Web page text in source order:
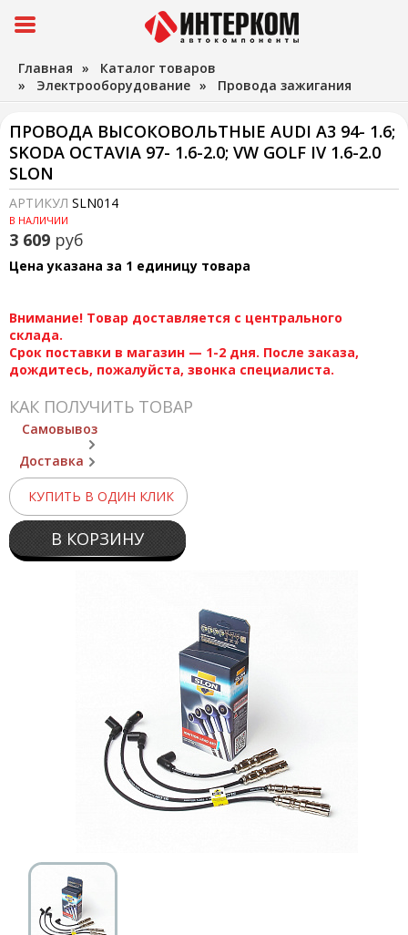
Главная » Каталог товаров
» Электрооборудование » Провода зажигания
ПРОВОДА ВЫСОКОВОЛЬТНЫЕ AUDI A3 94- 1.6;
SKODA OCTAVIA 97- 1.6-2.0; VW GOLF IV 1.6-2.0
SLON
АРТИКУЛ SLN014
В НАЛИЧИИ
3 609 руб
Цена указана за 1 единицу товара
Внимание! Товар доставляется с центрального
склада.
Срок поставки в магазин — 1-2 дня. После заказа,
дождитесь, пожалуйста, звонка специалиста.
КАК ПОЛУЧИТЬ ТОВАР
Самовывоз
Доставка
КУПИТЬ В ОДИН КЛИК
В КОРЗИНУ